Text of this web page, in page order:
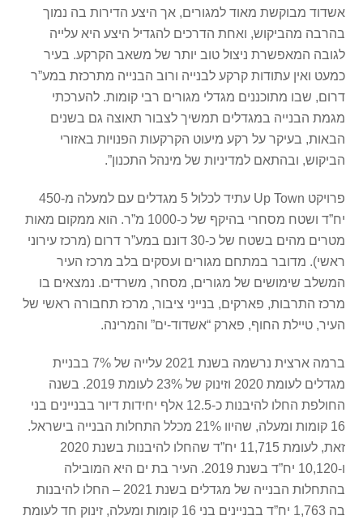
אשדוד מבוקשת מאוד למגורים, אך היצע הדירות בה נמוך
בהרבה מהביקוש, ואחת הדרכים להגדיל היצע היא עלייה
לגובה המאפשרת ניצול טוב יותר של משאב הקרקע. בעיר
כמעט ואין עתודות קרקע לבנייה ורוב הבנייה מתרכזת במע”ר
דרום, שבו מתוכננים מגדלי מגורים רבי קומות. להערכתי
מגמת הבנייה במגדלים תמשיך לצבור תאוצה גם בשנים
הבאות, בעיקר על רקע מיעוט הקרקעות הפנויות באזורי
הביקוש, ובהתאם למדיניות של מינהל התכנון”.
פרויקט Up Town עתיד לכלול 5 מגדלים עם למעלה מ-450
יח”ד ושטח מסחרי בהיקף של כ-1000 מ”ר. הוא ממקום מאות
מטרים מהים בשטח של כ-30 דונם במע”ר דרום (מרכז עירוני
ראשי). מדובר במתחם מגורים ועסקים בלב מרכז העיר
המשלב שימושים של מגורים, מסחר, משרדים. נמצאים בו
מרכז התרבות, פארקים, בנייני ציבור, מרכז תחבורה ראשי של
העיר, טיילת החוף, פארק “אשדוד-ים” והמרינה.
ברמה ארצית נרשמה בשנת 2021 עלייה של 7% בבניית
מגדלים לעומת 2020 וזינוק של 23% לעומת 2019. בשנה
החולפת החלו להיבנות כ-12.5 אלף יחידות דיור בבניינים בני
16 קומות ומעלה, שהיוו 21% מכלל התחלות הבנייה בישראל.
זאת, לעומת 11,715 יח”ד שהחלו להיבנות בשנת 2020
ו-10,120 יח”ד בשנת 2019. העיר בת ים היא המובילה
בהתחלות הבנייה של מגדלים בשנת 2021 – החלו להיבנות
בה 1,763 יח”ד בבניינים בני 16 קומות ומעלה, זינוק חד לעומת